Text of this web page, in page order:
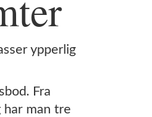
ypperlig
Fra
har man tre